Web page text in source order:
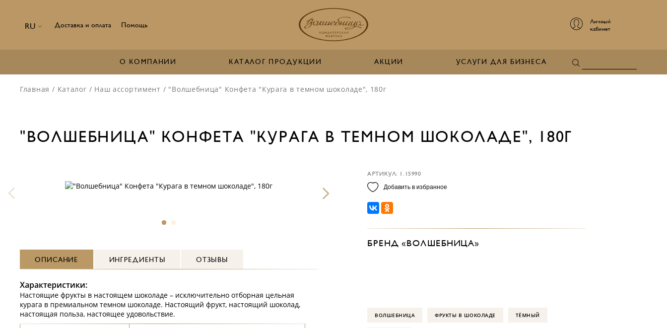
RU Доставка и оплата Помощь
Личный
кабинет
О КОМПАНИИ КАТАЛОГ ПРОДУКЦИИ АКЦИИ УСЛУГИ ДЛЯ БИЗНЕСА
Главная / Каталог / Наш ассортимент / "Волшебница" Конфета "Курага в темном шоколаде", 180г
"ВОЛШЕБНИЦА" КОНФЕТА "КУРАГА В ТЕМНОМ ШОКОЛАДЕ", 180Г
ОПИСАНИЕ ИНГРЕДИЕНТЫ ОТЗЫВЫ
Характеристики:
Настоящие фрукты в настоящем шоколаде – исключительно отборная цельная
курага в премиальном темном шоколаде. Настоящий фрукт, настоящий шоколад,
настоящая польза, настоящее удовольствие.
АРТИКУЛ: 1.15990
Добавить в избранное
БРЕНД «ВОЛШЕБНИЦА»
ВОЛШЕБНИЦА ФРУКТЫ В ШОКОЛАДЕ ТЁМНЫЙ